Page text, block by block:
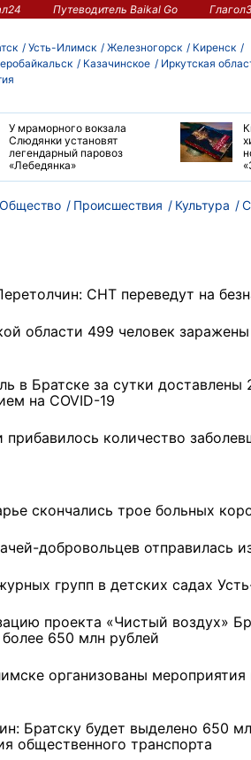
Путеводитель Baikal Go
Усть-Илимск Железногорск
Киренск
Казачинское
Иркутская
У мраморного вокзала
Слюдянки установят
легендарный паровоз
«Лебедянка»
Общество Происшествия Культура
СНТ переведут на
области 499 человек
в Братске за сутки
на COVID-19
прибавилось количество
скончались трое больных
добровольцев отправилась
групп в детских садах
проекта «Чистый воздух»
650 млн рублей
организованы
Братску будет выделено 650
общественного транспорта